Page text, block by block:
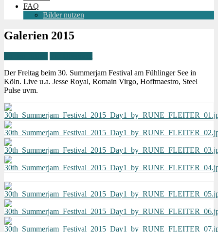
FAQ
Bilder nutzen
Galerien 2015
Der Freitag beim 30. Summerjam Festival am Fühlinger See in
Köln. Live u.a. Jesse Royal, Romain Virgo, Hoffmaestro, Steel
Pulse uvm.